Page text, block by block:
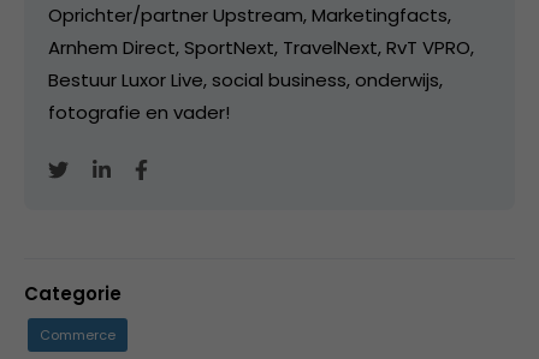
Oprichter/partner Upstream, Marketingfacts,
Arnhem Direct, SportNext, TravelNext, RvT VPRO,
Bestuur Luxor Live, social business, onderwijs,
fotografie en vader!
Categorie
Commerce